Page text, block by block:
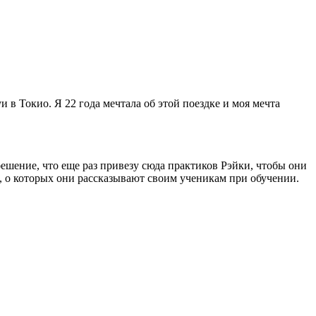
Токио. Я 22 года мечтала об этой поездке и моя мечта
что еще раз привезу сюда практиков Рэйки, чтобы они
которых они рассказывают своим ученикам при обучении.